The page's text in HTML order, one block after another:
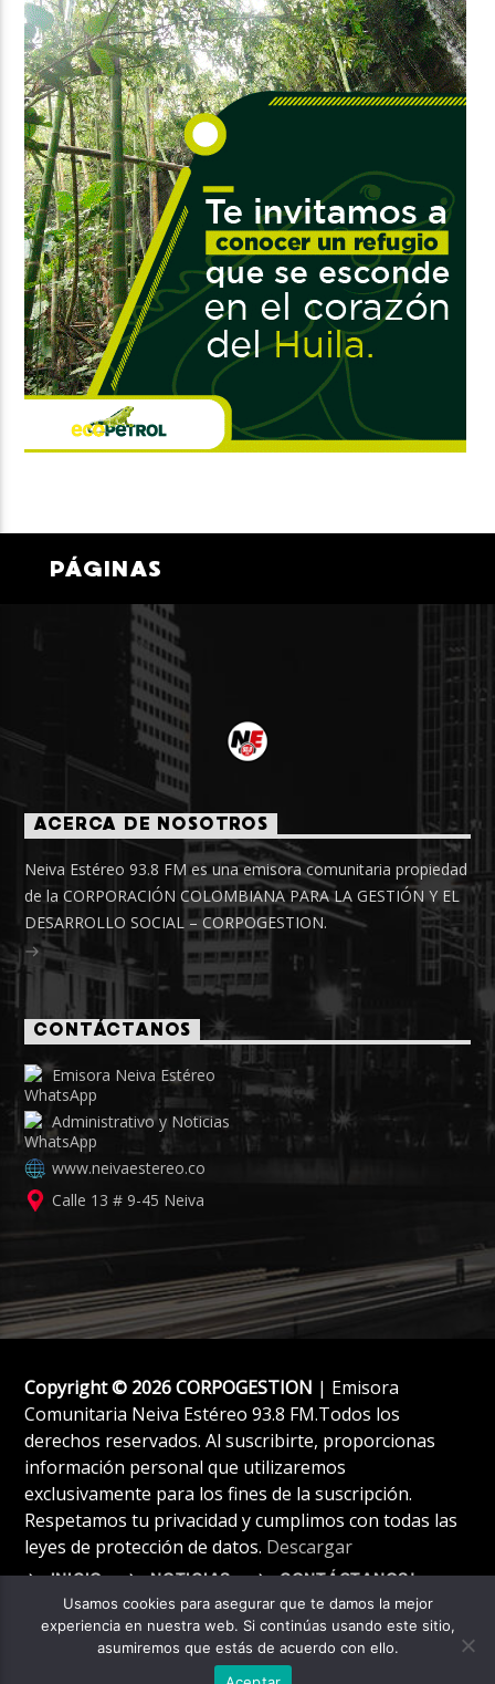
PÁGINAS
ACERCA DE NOSOTROS
Neiva Estéreo 93.8 FM es una emisora comunitaria propiedad
de la CORPORACIÓN COLOMBIANA PARA LA GESTIÓN Y EL
DESARROLLO SOCIAL – CORPOGESTION.
CONTÁCTANOS
Emisora Neiva Estéreo
Administrativo y Noticias
www.neivaestereo.co
Calle 13 # 9-45 Neiva
Copyright © 2026 CORPOGESTION | Emisora
Comunitaria Neiva Estéreo 93.8 FM.Todos los
derechos reservados. Al suscribirte, proporcionas
información personal que utilizaremos
exclusivamente para los fines de la suscripción.
Respetamos tu privacidad y cumplimos con todas las
leyes de protección de datos. Descargar
INICIO NOTICIAS CONTÁCTANOS!
Usamos cookies para asegurar que te damos la mejor
experiencia en nuestra web. Si continúas usando este sitio,
asumiremos que estás de acuerdo con ello.